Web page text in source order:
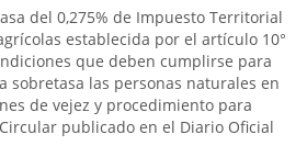
del 0,275% de Impuesto Territorial
establecida por el artículo 10°
que deben cumplirse para
sobretasa las personas naturales en
de vejez y procedimiento para
publicado en el Diario Oficial